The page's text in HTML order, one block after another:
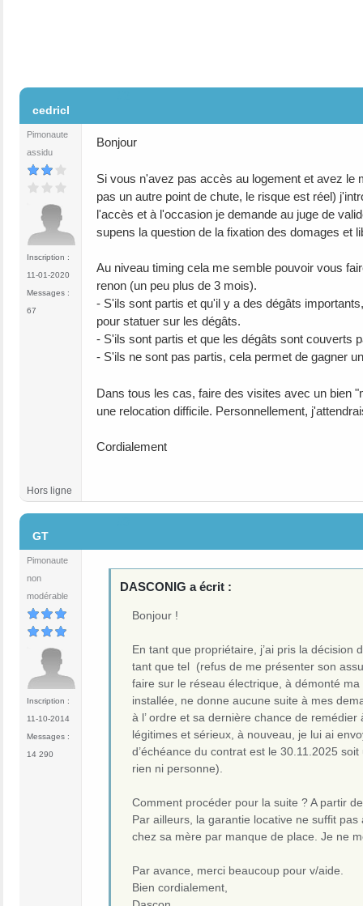
cedricl
Pimonaute
assidu
Inscription :
11-01-2020
Messages :
67
Bonjour
Si vous n'avez pas accès au logement et avez le
pas un autre point de chute, le risque est réel)
l'accès et à l'occasion je demande au juge de
supens la question de la fixation des domages et
Au niveau timing cela me semble pouvoir vous
renon (un peu plus de 3 mois).
- S'ils sont partis et qu'il y a des dégâts
pour statuer sur les dégâts.
- S'ils sont partis et que les dégâts sont couverts
- S'ils ne sont pas partis, cela permet de gagner
Dans tous les cas, faire des visites avec un bien
une relocation difficile. Personnellement,
Cordialement
Hors ligne
GT
Pimonaute
non
modérable
Inscription :
11-10-2014
Messages :
14 290
DASCONIG a écrit :
Bonjour !
En tant que propriétaire, j’ai pris la
tant que tel (refus de me présenter son
faire sur le réseau électrique, à démonté ma
installée, ne donne aucune suite à mes
à l’ ordre et sa dernière chance de
légitimes et sérieux, à nouveau, je lui ai
d’échéance du contrat est le 30.11.2025
rien ni personne).
Comment procéder pour la suite ? A partir
Par ailleurs, la garantie locative ne suffit
chez sa mère par manque de place. Je ne
Par avance, merci beaucoup pour v/aide.
Bien cordialement,